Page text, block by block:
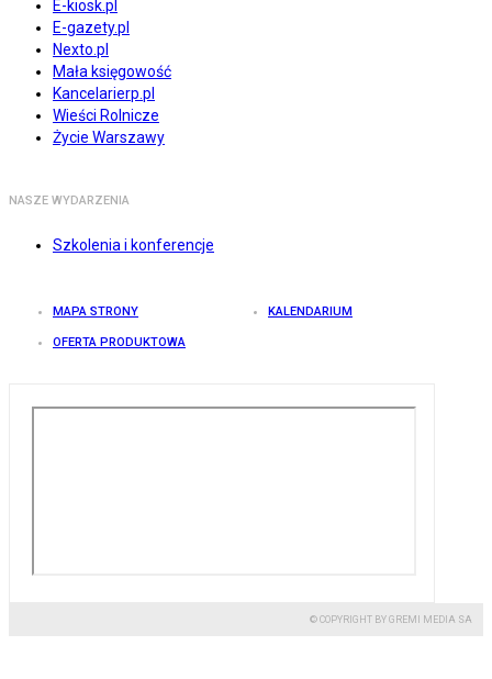
E-kiosk.pl
E-gazety.pl
Nexto.pl
Mała księgowość
Kancelarierp.pl
Wieści Rolnicze
Życie Warszawy
NASZE WYDARZENIA
Szkolenia i konferencje
MAPA STRONY KALENDARIUM
OFERTA PRODUKTOWA
© COPYRIGHT BY GREMI MEDIA SA